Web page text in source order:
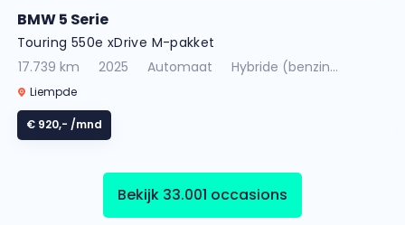
BMW 5 Serie
Touring 550e xDrive M-pakket
17.739 km
2025 Automaat Hybride (benzin...
Liempde
€ 920,- /mnd
Bekijk 33.001 occasions